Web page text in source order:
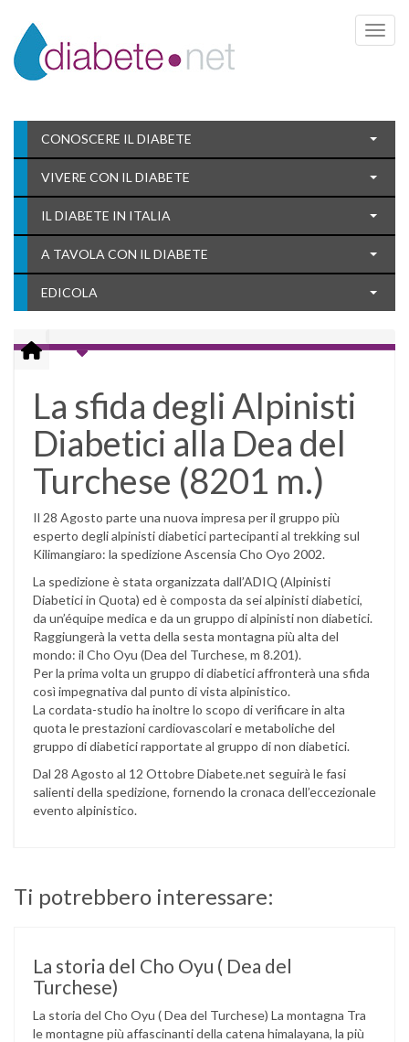
Toggle
CONOSCERE IL DIABETE
VIVERE CON IL DIABETE
IL DIABETE IN ITALIA
A TAVOLA CON IL DIABETE
EDICOLA
La sfida degli Alpinisti
Diabetici alla Dea del
Turchese (8201 m.)
Il 28 Agosto parte una nuova impresa per il gruppo più
esperto degli alpinisti diabetici partecipanti al trekking sul
Kilimangiaro: la spedizione Ascensia Cho Oyo 2002.
La spedizione è stata organizzata dall’ADIQ (Alpinisti
Diabetici in Quota) ed è composta da sei alpinisti diabetici,
da un’équipe medica e da un gruppo di alpinisti non diabetici.
Raggiungerà la vetta della sesta montagna più alta del
mondo: il Cho Oyu (Dea del Turchese, m 8.201).
Per la prima volta un gruppo di diabetici affronterà una sfida
così impegnativa dal punto di vista alpinistico.
La cordata-studio ha inoltre lo scopo di verificare in alta
quota le prestazioni cardiovascolari e metaboliche del
gruppo di diabetici rapportate al gruppo di non diabetici.
Dal 28 Agosto al 12 Ottobre Diabete.net seguirà le fasi
salienti della spedizione, fornendo la cronaca dell’eccezionale
evento alpinistico.
Ti potrebbero interessare:
La storia del Cho Oyu ( Dea del
Turchese)
La storia del Cho Oyu ( Dea del Turchese) La montagna Tra
le montagne più affascinanti della catena himalayana, la più